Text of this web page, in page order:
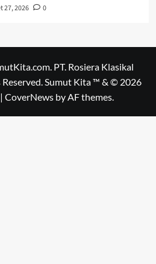
27, 2026 0
PT. Rosiera Klasikal
Sumut Kita ™ & © 2026
| CoverNews by AF themes.